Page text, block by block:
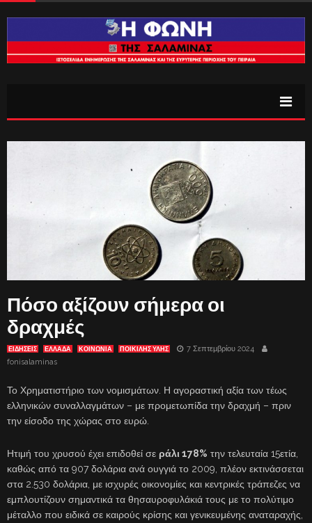
Πόσο αξίζουν σήμερα οι
δραχμές
ΕΙΔΗΣΕΙΣ ΕΛΛΑΔΑ ΚΟΙΝΩΝΙΑ ΠΟΙΚΙΛΗΣ ΥΛΗΣ
7 Σεπτεμβρίου 2024
fonisalaminas
Το Χρηματιστήριο των νομισμάτων. Η αγοραστική αξία των τέως
ελληνικών συναλλαγμάτων – με προμετωπίδα την δραχμή – πριν
την είσοδο της χώρας στο ευρώ.
Ητιμή του χρυσού έχει επιδοθεί σε ράλι 178% την τελευταία 15ετία,
καθώς από τα 907 δολάρια ανά ουγγιά το 2009, πλέον εκτινάσσεται
στα 2.530 δολάρια, με ισχυρές οικονομίες και κεντρικές τράπεζες να
εμπλουτίζουν σημαντικά τα θησαυροφυλάκιά τους με το πολύτιμο
μέταλλο που ειδικά σε καιρούς κρίσης και γενικευμένης αναταραχής,